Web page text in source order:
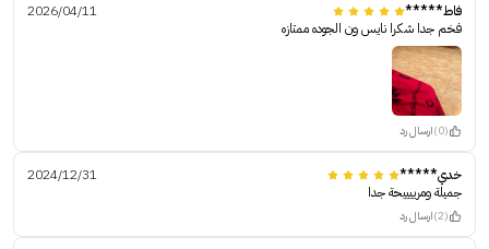
فاط*****
2026/04/11
فخم جدا شكرا نايس ون الجوده ممتازه
(0) ارسال رد
خدي*****
2024/12/31
جميلة ومرييييحة جدا
(2) ارسال رد